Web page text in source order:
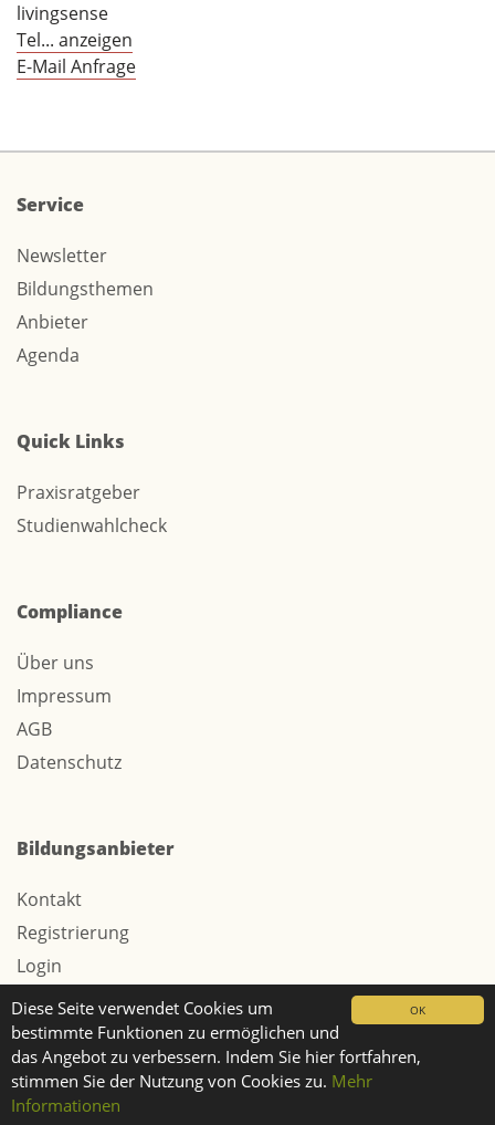
OK
Diese Seite verwendet Cookies um
bestimmte Funktionen zu ermöglichen und
das Angebot zu verbessern. Indem Sie hier fortfahren,
stimmen Sie der Nutzung von Cookies zu. Mehr
Informationen
livingsense
Tel... anzeigen
E-Mail Anfrage
Service
Newsletter
Bildungsthemen
Anbieter
Agenda
Quick Links
Praxisratgeber
Studienwahlcheck
Compliance
Über uns
Impressum
AGB
Datenschutz
Bildungsanbieter
Kontakt
Registrierung
Login
Werbung / Tarife
© 2026 Webtech AG